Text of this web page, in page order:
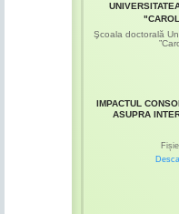
Şcoala doctorală
IMPACTUL
ASUPRA